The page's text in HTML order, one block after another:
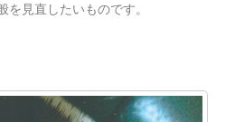
見直したいものです。